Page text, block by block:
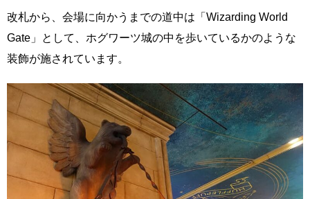
改札から、会場に向かうまでの道中は「Wizarding World
Gate」として、ホグワーツ城の中を歩いているかのような
装飾が施されています。